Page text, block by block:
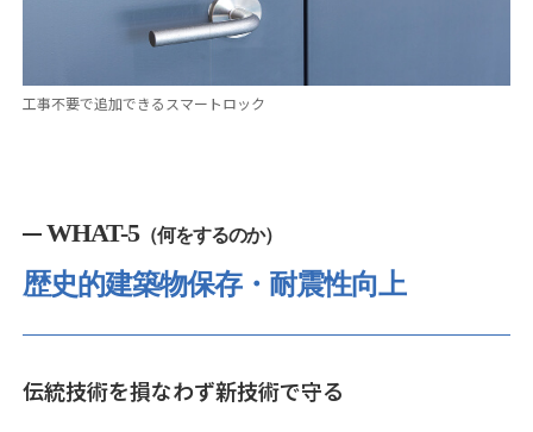
工事不要で追加できるスマートロック
WHAT-5（何をするのか）
歴史的建築物保存・耐震性向上
伝統技術を損なわず新技術で守る